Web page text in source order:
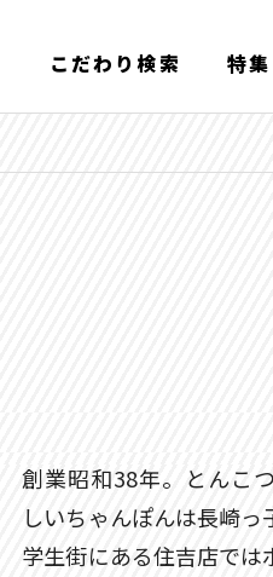
こだわり検索 特集
創業昭和38年。とんこ
しいちゃんぽんは長崎っ
学生街にある住吉店では